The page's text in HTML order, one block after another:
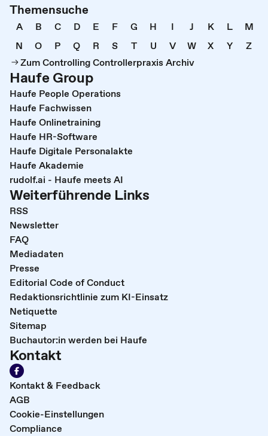
Themensuche
A B C D E F G H I J K L
M
N
O P Q R S T U V W X Y
Z
Zum Controlling Controllerpraxis Archiv
Haufe Group
Haufe People Operations
Haufe Fachwissen
Haufe Onlinetraining
Haufe HR-Software
Haufe Digitale Personalakte
Haufe Akademie
rudolf.ai - Haufe meets AI
Weiterführende Links
RSS
Newsletter
FAQ
Mediadaten
Presse
Editorial Code of Conduct
Redaktionsrichtlinie zum KI-Einsatz
Netiquette
Sitemap
Buchautor:in werden bei Haufe
Kontakt
Kontakt & Feedback
AGB
Cookie-Einstellungen
Compliance